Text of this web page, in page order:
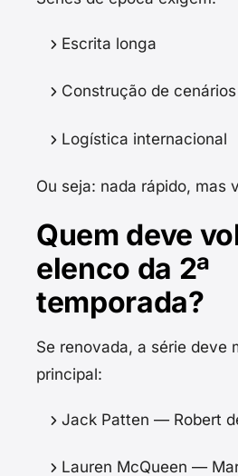
Escrita longa
Construção de cenários
Logística internacional
Ou seja: nada rápido, mas
Quem deve
elenco da 2ª
temporada?
Se renovada, a série deve
principal:
Jack Patten — Robert
Lauren McQueen —